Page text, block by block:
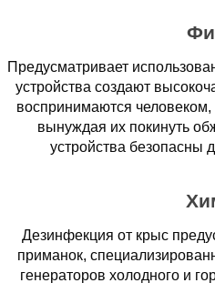
Предусматривает
устройства создают
воспринимаются
вынуждая их покинуть
устройства
Дезинфекция от крыс
приманок,
генераторов холодного и